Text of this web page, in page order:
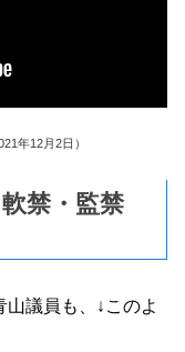
年12月2日）
禁・監禁
議員も、↓このよ